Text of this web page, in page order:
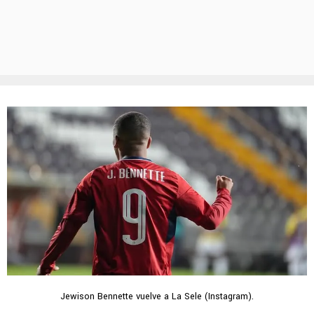
Jewison Bennette vuelve a La Sele (Instagram).